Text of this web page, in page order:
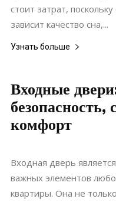
стоит затрат,
зависит качество сна,...
Узнать больше
Входные
безопасность,
комфорт
22.11.2021
Входная дверь
важных элементов
квартиры. Она не